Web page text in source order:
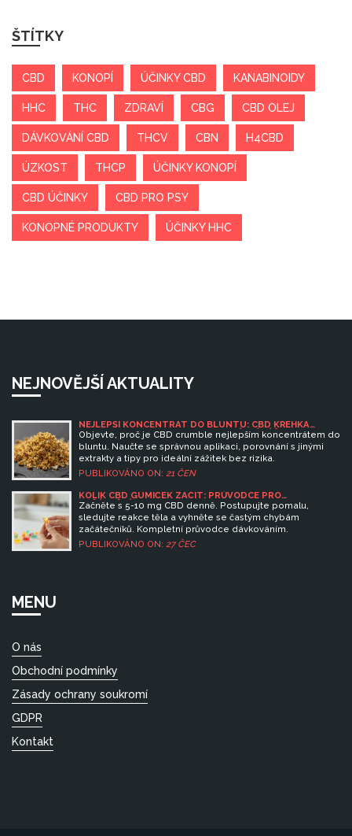
ŠTÍTKY
CBD KONOPÍ ÚČINKY CBD KANABINOIDY
HHC THC ZDRAVÍ CBG CBD OLEJ
DÁVKOVÁNÍ CBD THCV CBN H4CBD
ÚZKOST THCP ÚČINKY KONOPÍ
CBD ÚČINKY CBD PRO PSY
KONOPNÉ PRODUKTY ÚČINKY HHC
NEJNOVĚJŠÍ AKTUALITY
NEJLEPŠÍ KONCENTRÁT DO BLUNTU: CBD KŘEHKÁ
HMOTA (CRUMBLE) A TIPY PRO IDEÁLNÍ ZÁŽITEK
Objevte, proč je CBD crumble nejlepším koncentrátem do
bluntu. Naučte se správnou aplikaci, porovnání s jinými
extrakty a tipy pro ideální zážitek bez rizika.
PUBLIKOVÁNO ON: 21 ČEN
KOLIK CBD GUMIČEK ZAČÍT: PRŮVODCE PRO
ZAČÁTEČNÍKY
Začněte s 5-10 mg CBD denně. Postupujte pomalu,
sledujte reakce těla a vyhněte se častým chybám
začátečníků. Kompletní průvodce dávkováním.
PUBLIKOVÁNO ON: 27 ČEC
MENU
O nás
Obchodní podmínky
Zásady ochrany soukromí
GDPR
Kontakt